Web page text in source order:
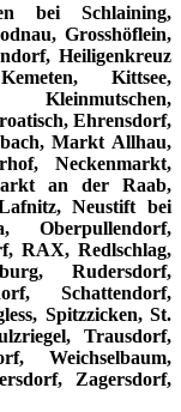
bei Schlaining,
Grosshöflein,
Heiligenkreuz
Kittsee,
Ehrensdorf,
Markt Allhau,
Neckenmarkt,
an der Raab,
Neustift bei
Oberpullendorf,
RAX, Redlschlag,
Rudersdorf,
Schattendorf,
Spitzzicken, St.
Trausdorf,
Weichselbaum,
Zagersdorf,